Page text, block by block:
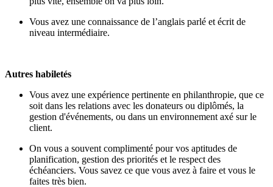
Vous avez une connaissance de l’anglais parlé et écrit de
niveau intermédiaire.
Autres habiletés
Vous avez une expérience pertinente en philanthropie, que ce
soit dans les relations avec les donateurs ou diplômés, la
gestion d'événements, ou dans un environnement axé sur le
client.
On vous a souvent complimenté pour vos aptitudes de
planification, gestion des priorités et le respect des
échéanciers. Vous savez ce que vous avez à faire et vous le
faites très bien.